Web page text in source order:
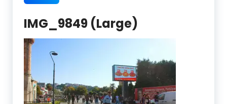
IMG_9849 (Large)